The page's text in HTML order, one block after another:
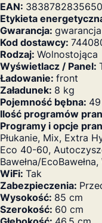
EAN: 3838782835650
Etykieta
Gwarancja:
Kod dostawcy:
Rodzaj: Wolnostojąca
Wyświetlacz / Panel:
Ładowanie: front
Załadunek: 8 kg
Pojemność bębna:
Ilość programów
Programy i opcje
Płukanie, Mix, Extra
Eco 40-60,
Bawełna/
WiFi: Tak
Zabezpieczenia:
Wysokość: 85 cm
Szerokość: 60 cm